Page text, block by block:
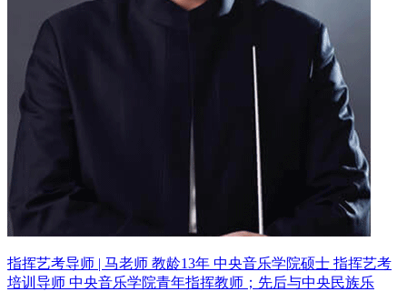
指挥艺考导师 | 马老师 教龄13年 中央音乐学院硕士 指挥艺考
培训导师 中央音乐学院青年指挥教师；先后与中央民族乐